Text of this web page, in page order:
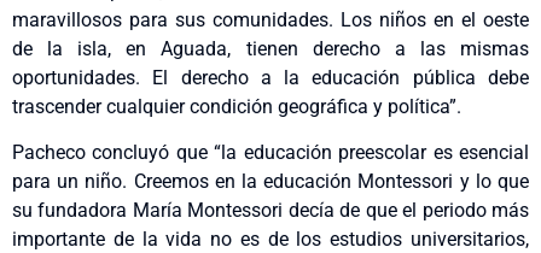
maravillosos para sus comunidades. Los niños en el oeste
de la isla, en Aguada, tienen derecho a las mismas
oportunidades. El derecho a la educación pública debe
trascender cualquier condición geográfica y política”.
Pacheco concluyó que “la educación preescolar es esencial
para un niño. Creemos en la educación Montessori y lo que
su fundadora María Montessori decía de que el periodo más
importante de la vida no es de los estudios universitarios,